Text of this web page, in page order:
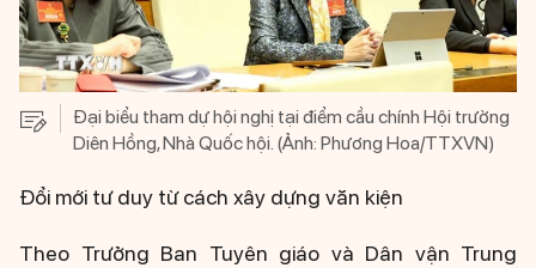
Đại biểu tham dự hội nghị tại điểm cầu chính Hội trường
Diên Hồng, Nhà Quốc hội. (Ảnh: Phương Hoa/TTXVN)
Đổi mới tư duy từ cách xây dựng văn kiện
Theo Trưởng Ban Tuyên giáo và Dân vận Trung